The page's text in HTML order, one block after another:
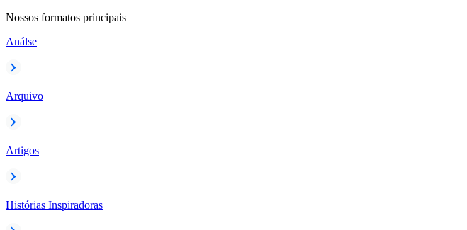
Nossos formatos principais
Análse
Arquivo
Artigos
Histórias Inspiradoras